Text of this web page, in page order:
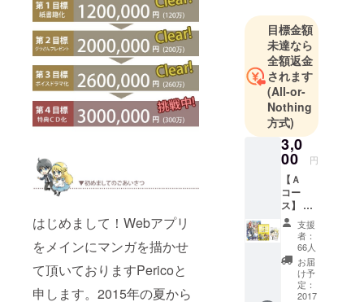
はじめまして！Webアプリ
をメインにマンガを描かせ
て頂いておりますPericoと
申します。2015年の夏から
目標金額
未達なら
全額返金
されます
(All-or-
Nothing
方式)
3,0
00 円
【Ａ
コー
ス】 ・
完結記
念本
「Final
e!」 ・
カレン
ダー
（２月
支援
者：
66人
お届
け予
定：
2017